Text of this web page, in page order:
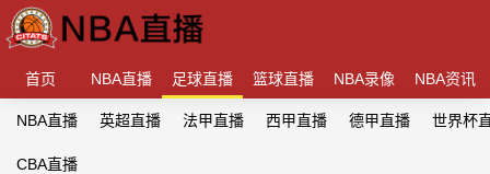
首页 NBA直播 足球直播 篮球直播 NBA录像 NBA资讯
NBA直播 英超直播 法甲直播 西甲直播 德甲直播 世界杯
CBA直播